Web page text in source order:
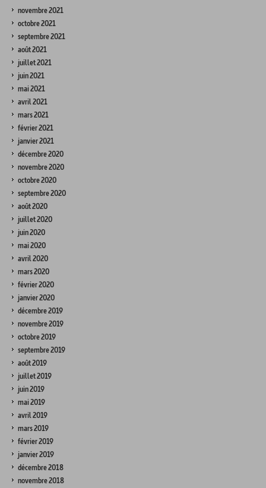
novembre 2021
octobre 2021
septembre 2021
août 2021
juillet 2021
juin 2021
mai 2021
avril 2021
mars 2021
février 2021
janvier 2021
décembre 2020
novembre 2020
octobre 2020
septembre 2020
août 2020
juillet 2020
juin 2020
mai 2020
avril 2020
mars 2020
février 2020
janvier 2020
décembre 2019
novembre 2019
octobre 2019
septembre 2019
août 2019
juillet 2019
juin 2019
mai 2019
avril 2019
mars 2019
février 2019
janvier 2019
décembre 2018
novembre 2018